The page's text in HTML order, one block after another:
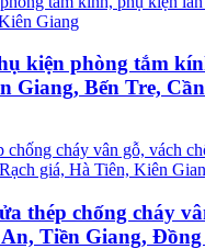
kiện phòng tắm
Giang, Bến Tre,
thép chống cháy
Tiền Giang,